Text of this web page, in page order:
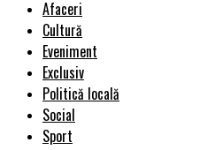
Afaceri
Cultură
Eveniment
Exclusiv
Politică locală
Social
Sport